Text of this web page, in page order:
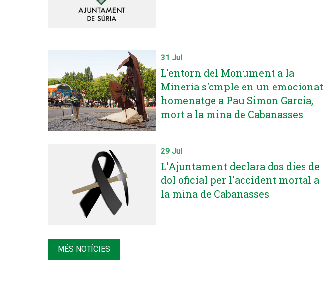
31 Jul
L'entorn del Monument a la
Mineria s'omple en un emocionat
homenatge a Pau Simon Garcia,
mort a la mina de Cabanasses
29 Jul
L'Ajuntament declara dos dies de
dol oficial per l'accident mortal a
la mina de Cabanasses
MÉS NOTÍCIES